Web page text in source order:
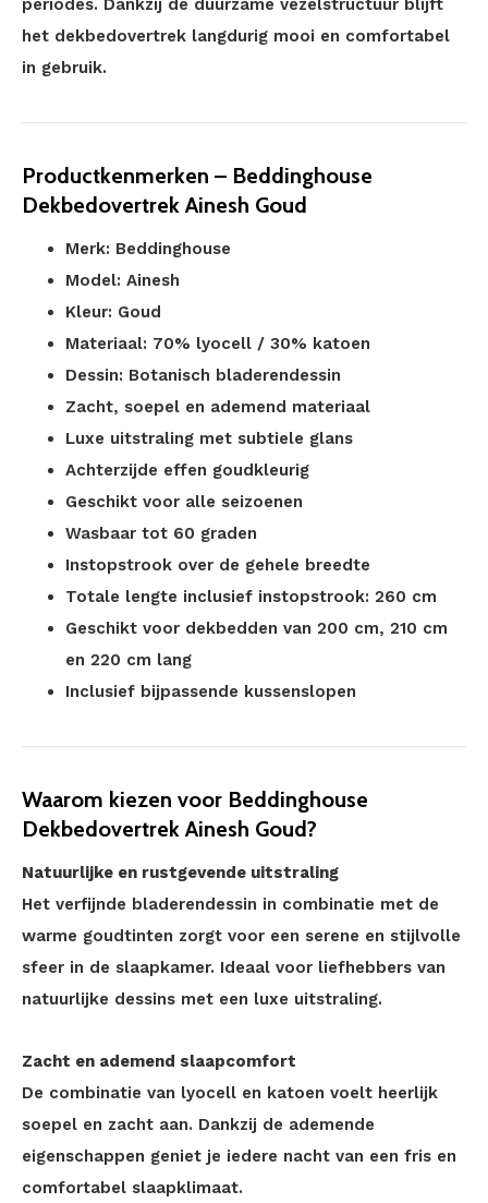
periodes. Dankzij de duurzame vezelstructuur blijft
het dekbedovertrek langdurig mooi en comfortabel
in gebruik.
Productkenmerken – Beddinghouse
Dekbedovertrek Ainesh Goud
Merk: Beddinghouse
Model: Ainesh
Kleur: Goud
Materiaal: 70% lyocell / 30% katoen
Dessin: Botanisch bladerendessin
Zacht, soepel en ademend materiaal
Luxe uitstraling met subtiele glans
Achterzijde effen goudkleurig
Geschikt voor alle seizoenen
Wasbaar tot 60 graden
Instopstrook over de gehele breedte
Totale lengte inclusief instopstrook: 260 cm
Geschikt voor dekbedden van 200 cm, 210 cm
en 220 cm lang
Inclusief bijpassende kussenslopen
Waarom kiezen voor Beddinghouse
Dekbedovertrek Ainesh Goud?
Natuurlijke en rustgevende uitstraling
Het verfijnde bladerendessin in combinatie met de
warme goudtinten zorgt voor een serene en stijlvolle
sfeer in de slaapkamer. Ideaal voor liefhebbers van
natuurlijke dessins met een luxe uitstraling.
Zacht en ademend slaapcomfort
De combinatie van lyocell en katoen voelt heerlijk
soepel en zacht aan. Dankzij de ademende
eigenschappen geniet je iedere nacht van een fris en
comfortabel slaapklimaat.